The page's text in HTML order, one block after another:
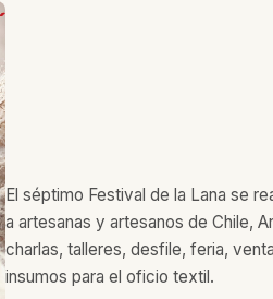
El séptimo Festival de la Lana se
a artesanas y artesanos de Chile,
charlas, talleres, desfile, feria,
insumos para el oficio textil.